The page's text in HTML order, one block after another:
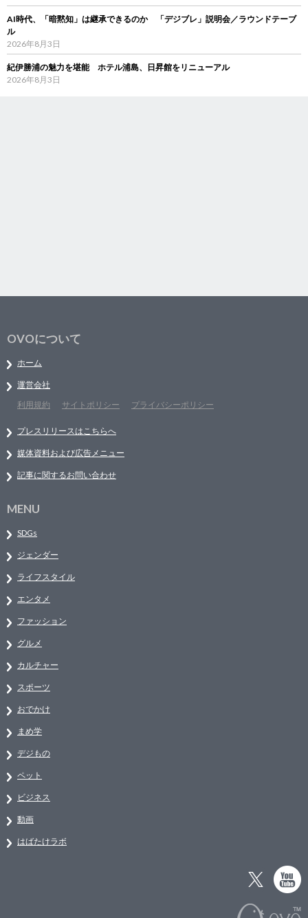
AI時代、「暗黙知」は継承できるのか 「デジブレ」説明会／ラウンドテーブ
ル
2026年8月3日
紀伊勝浦の魅力を堪能 ホテル浦島、日昇館をリニューアル
2026年8月3日
OVOについて
ホーム
運営会社
利用規約
サイトポリシー プライバシーポリシー
プレスリリースはこちらへ
媒体資料および広告メニュー
記事に関するお問い合わせ
MENU
SDGs
ジェンダー
ライフスタイル
エンタメ
ファッション
グルメ
カルチャー
スポーツ
おでかけ
まめ学
デジもの
ペット
ビジネス
動画
はばたけラボ